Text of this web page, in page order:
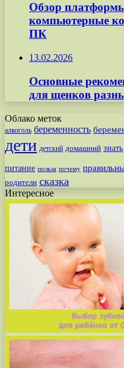
Обзор
компьютерные
ПК
13.02.2026
Основные
для щенков
Облако меток
алкоголь беременность
дети детский домашний знать
питание польза почему
родители сказка
Интересное